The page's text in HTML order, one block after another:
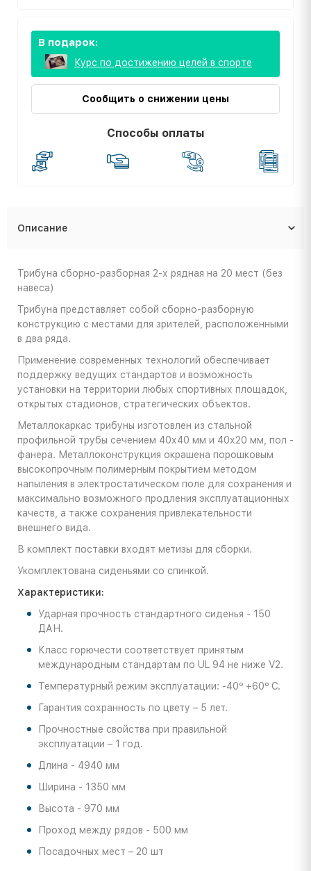
В подарок:
Курс по достижению целей в спорте
Сообщить о снижении цены
Способы оплаты
Описание
Трибуна сборно-разборная 2-х рядная на 20 мест (без
навеса)
Трибуна представляет собой сборно-разборную
конструкцию с местами для зрителей, расположенными
в два ряда.
Применение современных технологий обеспечивает
поддержку ведущих стандартов и возможность
установки на территории любых спортивных площадок,
открытых стадионов, стратегических объектов.
Металлокаркас трибуны изготовлен из стальной
профильной трубы сечением 40х40 мм и 40х20 мм, пол -
фанера. Металлоконструкция окрашена порошковым
высокопрочным полимерным покрытием методом
напыления в электростатическом поле для сохранения и
максимально возможного продления эксплуатационных
качеств, а также сохранения привлекательности
внешнего вида.
В комплект поставки входят метизы для сборки.
Укомплектована сиденьями со спинкой.
Характеристики:
Ударная прочность стандартного сиденья - 150
ДАН.
Класс горючести соответствует принятым
международным стандартам по UL 94 не ниже V2.
Температурный режим эксплуатации: -40º +60º С.
Гарантия сохранность по цвету – 5 лет.
Прочностные свойства при правильной
эксплуатации – 1 год.
Длина - 4940 мм
Ширина - 1350 мм
Высота - 970 мм
Проход между рядов - 500 мм
Посадочных мест – 20 шт